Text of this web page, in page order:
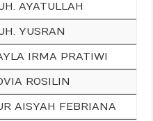
AYATULLAH
YUSRAN
IRMA PRATIWI
ROSILIN
AISYAH FEBRIANA